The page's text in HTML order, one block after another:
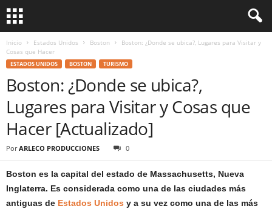
Inicio Estados Unidos Boston
Boston: ¿Donde se ubica?, Lugares para Visitar y
Cosas que Hacer
ESTADOS UNIDOS BOSTON TURISMO
Boston: ¿Donde se ubica?,
Lugares para Visitar y Cosas que
Hacer [Actualizado]
Por ARLECO PRODUCCIONES 0
Boston es la capital del estado de Massachusetts,​ Nueva
Inglaterra. Es considerada como una de las ciudades más
antiguas de Estados Unidos y a su vez como una de las más